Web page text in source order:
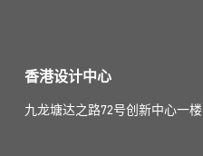
香港设计中心
九龙塘达之路72号创新中心一楼